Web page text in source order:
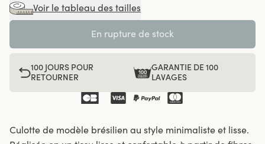
Voir le tableau des tailles
En rupture de stock
100 JOURS POUR
RETOURNER
GARANTIE DE 100
LAVAGES
Culotte de modèle brésilien au style minimaliste et lisse.